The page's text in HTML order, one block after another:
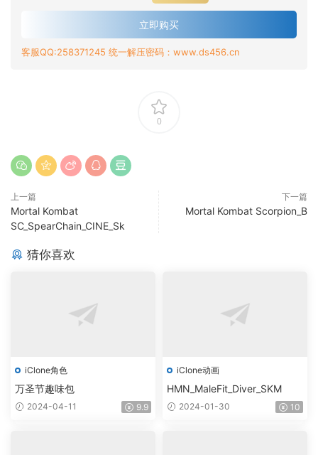
立即购买
客服QQ:258371245 统一解压密码：www.ds456.cn
0
上一篇
Mortal Kombat
SC_SpearChain_CINE_Sk
下一篇
Mortal Kombat Scorpion_B
猜你喜欢
iClone角色
万圣节趣味包
2024-04-11 9.9
iClone动画
HMN_MaleFit_Diver_SKM
2024-01-30 10